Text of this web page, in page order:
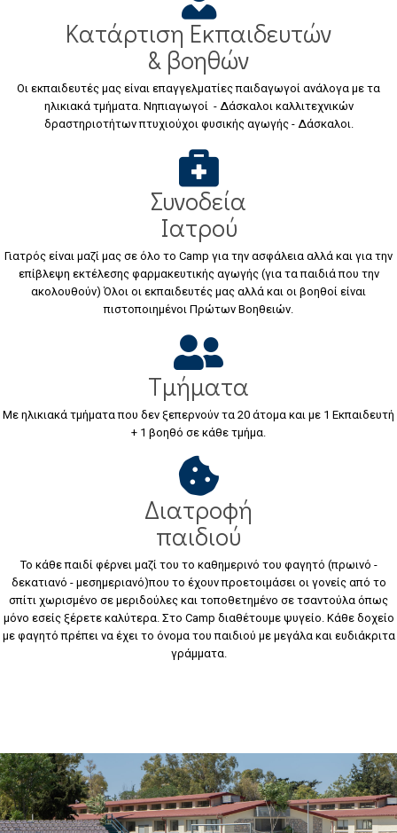
Κατάρτιση Εκπαιδευτών
& βοηθών
Οι εκπαιδευτές μας είναι επαγγελματίες παιδαγωγοί ανάλογα με τα
ηλικιακά τμήματα. Νηπιαγωγοί - Δάσκαλοι καλλιτεχνικών
δραστηριοτήτων πτυχιούχοι φυσικής αγωγής - Δάσκαλοι.
Συνοδεία
Ιατρού
Γιατρός είναι μαζί μας σε όλο το Camp για την ασφάλεια αλλά και για την
επίβλεψη εκτέλεσης φαρμακευτικής αγωγής (για τα παιδιά που την
ακολουθούν) Όλοι οι εκπαιδευτές μας αλλά και οι βοηθοί είναι
πιστοποιημένοι Πρώτων Βοηθειών.
Τμήματα
Με ηλικιακά τμήματα που δεν ξεπερνούν τα 20 άτομα και με 1 Εκπαιδευτή
+ 1 βοηθό σε κάθε τμήμα.
Διατροφή
παιδιού
Το κάθε παιδί φέρνει μαζί του το καθημερινό του φαγητό (πρωινό -
δεκατιανό - μεσημεριανό)που το έχουν προετοιμάσει οι γονείς από το
σπίτι χωρισμένο σε μεριδούλες και τοποθετημένο σε τσαντούλα όπως
μόνο εσείς ξέρετε καλύτερα. Στο Camp διαθέτουμε ψυγείο. Κάθε δοχείο
με φαγητό πρέπει να έχει το όνομα του παιδιού με μεγάλα και ευδιάκριτα
γράμματα.